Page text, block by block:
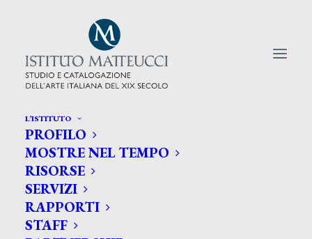
L’ISTITUTO
PROFILO
MOSTRE NEL TEMPO
RISORSE
SERVIZI
RAPPORTI
STAFF
CERCA TRA GLI ARTISTI:
Search
for: